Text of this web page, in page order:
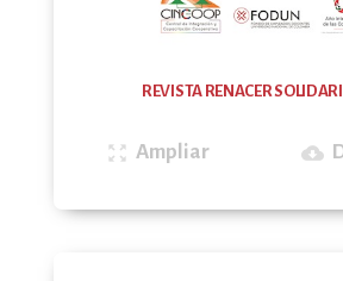
REVISTA RENACER
zoom_out_map Ampliar cloud_download